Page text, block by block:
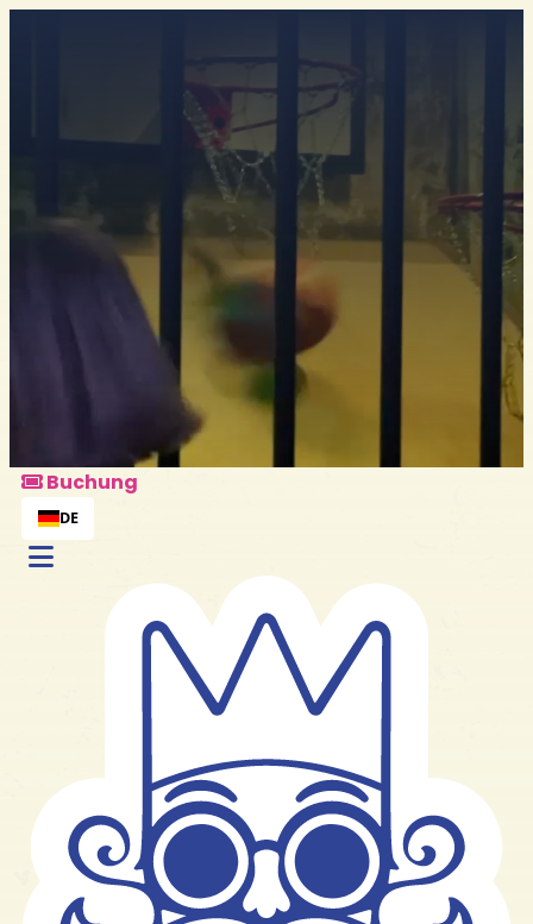
Buchung
Alle Pakete entdecken
Buchung
DE